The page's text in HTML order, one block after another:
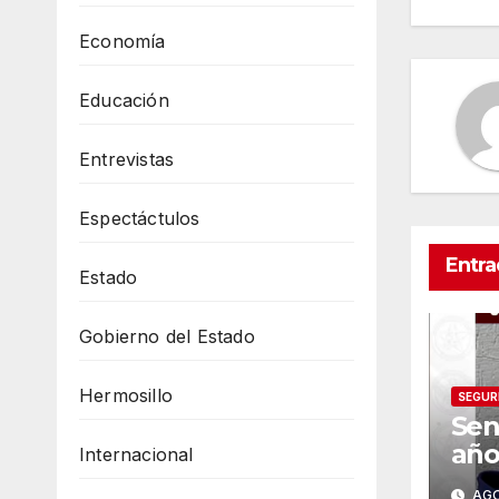
Economía
Educación
Entrevistas
Espectáctulos
Estado
Gobierno del Estado
Hermosillo
Internacional